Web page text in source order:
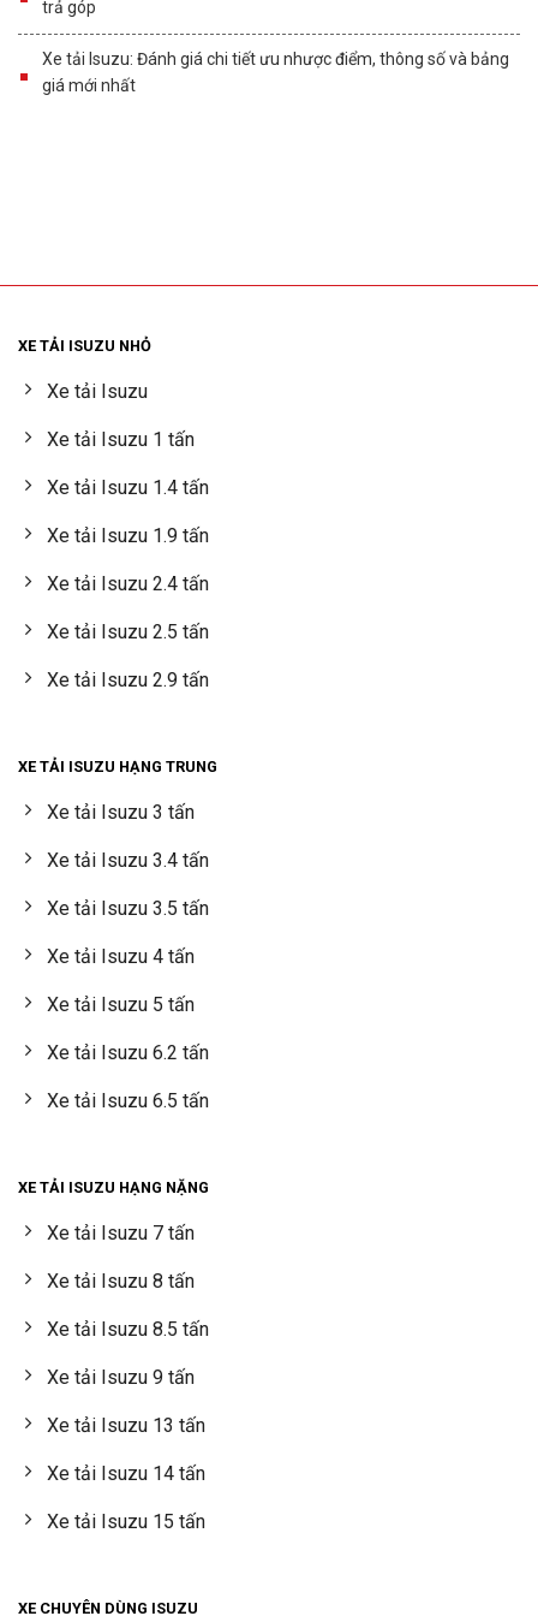
trả góp
Xe tải Isuzu: Đánh giá chi tiết ưu nhược điểm, thông số và bảng
giá mới nhất
XE TẢI ISUZU NHỎ
Xe tải Isuzu
Xe tải Isuzu 1 tấn
Xe tải Isuzu 1.4 tấn
Xe tải Isuzu 1.9 tấn
Xe tải Isuzu 2.4 tấn
Xe tải Isuzu 2.5 tấn
Xe tải Isuzu 2.9 tấn
XE TẢI ISUZU HẠNG TRUNG
Xe tải Isuzu 3 tấn
Xe tải Isuzu 3.4 tấn
Xe tải Isuzu 3.5 tấn
Xe tải Isuzu 4 tấn
Xe tải Isuzu 5 tấn
Xe tải Isuzu 6.2 tấn
Xe tải Isuzu 6.5 tấn
XE TẢI ISUZU HẠNG NẶNG
Xe tải Isuzu 7 tấn
Xe tải Isuzu 8 tấn
Xe tải Isuzu 8.5 tấn
Xe tải Isuzu 9 tấn
Xe tải Isuzu 13 tấn
Xe tải Isuzu 14 tấn
Xe tải Isuzu 15 tấn
XE CHUYÊN DÙNG ISUZU